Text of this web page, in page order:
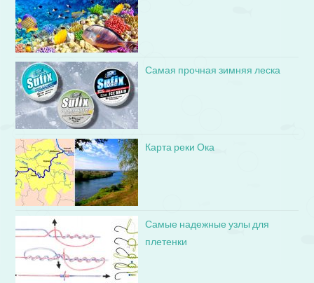
Самая прочная зимняя леска
Карта реки Ока
Самые надежные узлы для
плетенки